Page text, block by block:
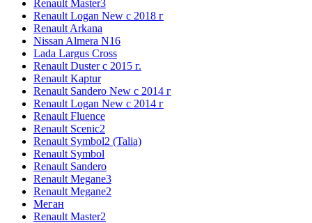
Renault Master3
Renault Logan New с 2018 г
Renault Arkana
Nissan Almera N16
Lada Largus Cross
Renault Duster с 2015 г.
Renault Kaptur
Renault Sandero New с 2014 г
Renault Logan New с 2014 г
Renault Fluence
Renault Scenic2
Renault Symbol2 (Talia)
Renault Symbol
Renault Sandero
Renault Megane3
Renault Megane2
Меган
Renault Master2